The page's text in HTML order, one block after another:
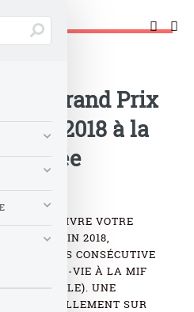
le Grand Prix
Vie 2018 à la
année
MIEUX VIVRE VOTRE
DE JUIN 2018,
FOIS CONSÉCUTIVE
VIE À LA MIF
UNE
ESSENTIELLEMENT SUR